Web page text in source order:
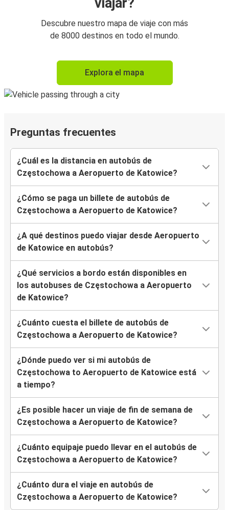
Descubre nuestro mapa de viaje con más
de 8000 destinos en todo el mundo.
Explora el mapa
Preguntas frecuentes
¿Cuál es la distancia en autobús de
Częstochowa a Aeropuerto de Katowice?
¿Cómo se paga un billete de autobús de
Częstochowa a Aeropuerto de Katowice?
¿A qué destinos puedo viajar desde Aeropuerto
de Katowice en autobús?
¿Qué servicios a bordo están disponibles en
los autobuses de Częstochowa a Aeropuerto
de Katowice?
¿Cuánto cuesta el billete de autobús de
Częstochowa a Aeropuerto de Katowice?
¿Dónde puedo ver si mi autobús de
Częstochowa to Aeropuerto de Katowice está
a tiempo?
¿Es posible hacer un viaje de fin de semana de
Częstochowa a Aeropuerto de Katowice?
¿Cuánto equipaje puedo llevar en el autobús de
Częstochowa a Aeropuerto de Katowice?
¿Cuánto dura el viaje en autobús de
Częstochowa a Aeropuerto de Katowice?